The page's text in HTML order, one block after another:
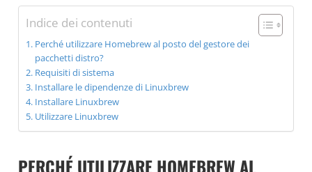
Indice dei contenuti
Perché utilizzare Homebrew al posto del gestore dei
pacchetti distro?
Requisiti di sistema
Installare le dipendenze di Linuxbrew
Installare Linuxbrew
Utilizzare Linuxbrew
PERCHÉ UTILIZZARE HOMEBREW AL